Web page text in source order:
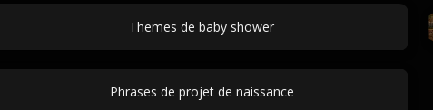
Themes de baby shower
Phrases de projet de naissance